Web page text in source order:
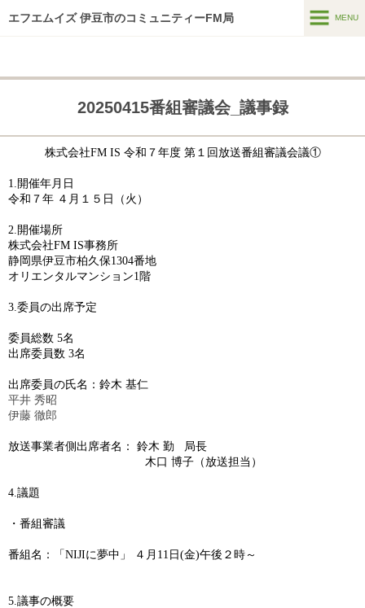
エフエムイズ 伊豆市のコミュニティーFM局 MENU
ホーム
メッセージフォーム
番組紹介
HT42号巻頭特集スポット
スポンサー募集
インターネットラジオ
アーカイブス
お問い合わせ
20250415番組審議会_議事録
株式会社FM IS 令和７年度 第１回放送番組審議会議①
1.開催年月日
令和７年 ４月１５日（火）
2.開催場所
株式会社FM IS事務所
静岡県伊豆市柏久保1304番地
オリエンタルマンション1 階
3.委員の出席予定
委員総数 5名
出席委員数 3名
出席委員の氏名：鈴木 基仁
平井 秀昭
伊藤 徹郎
放送事業者側出席者名： 鈴木 勤
局長
木口 博子（放送担当）
4.議題
・番組審議
番組名：「 NIJIに夢中」 ４月 11 日 (金)午後２時～
5.議事の概要